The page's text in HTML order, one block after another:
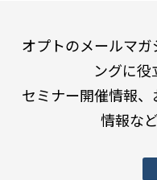
オプトのメールマ
ングに
セミナー開催情報
情報な